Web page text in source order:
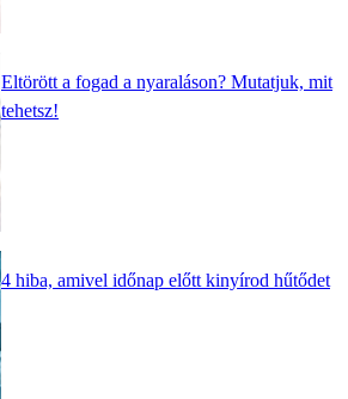
Eltörött a fogad a nyaraláson? Mutatjuk, mit
tehetsz!
4 hiba, amivel időnap előtt kinyírod hűtődet